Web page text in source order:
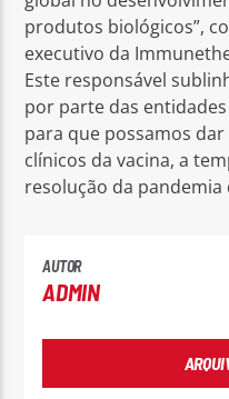
produtos biológicos”,
executivo da
Este responsável
por parte das
para que possamos
clínicos da vacina, a
resolução da pandemia
AUTOR
ADMIN